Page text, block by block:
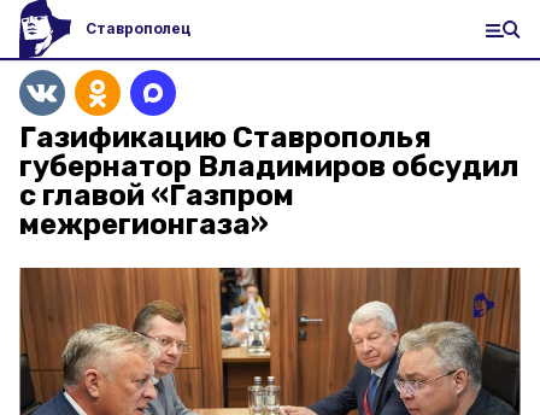
Ставрополец
Газификацию Ставрополья
губернатор Владимиров обсудил
с главой «Газпром
межрегионгаза»